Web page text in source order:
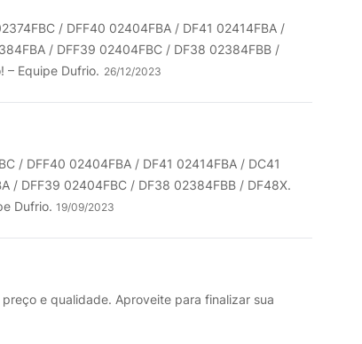
/ DFF40 02404FBA / DF41 02414FBA /
/ DFF39 02404FBC / DF38 02384FBB /
– Equipe Dufrio. 26/12/2023
/ DFF40 02404FBA / DF41 02414FBA / DC41
/ DFF39 02404FBC / DF38 02384FBB / DF48X.
Dufrio. 19/09/2023
e qualidade. Aproveite para finalizar sua